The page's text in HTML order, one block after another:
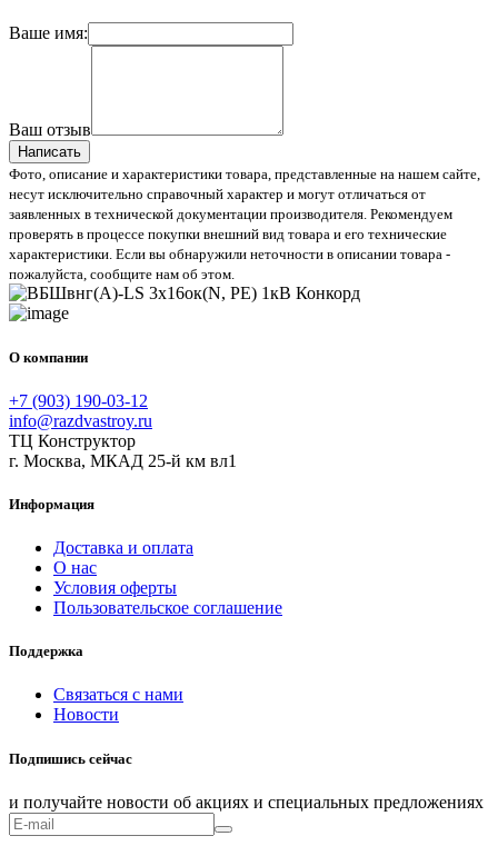
Ваше имя:
Ваш отзыв
Написать
Фото, описание и характеристики товара, представленные на нашем сайте,
несут исключительно справочный характер и могут отличаться от
заявленных в технической документации производителя. Рекомендуем
проверять в процессе покупки внешний вид товара и его технические
характеристики. Если вы обнаружили неточности в описании товара -
пожалуйста, сообщите нам об этом.
О компании
+7 (903) 190-03-12
info@razdvastroy.ru
ТЦ Конструктор
г. Москва, МКАД 25-й км вл1
Информация
Доставка и оплата
О нас
Условия оферты
Пользовательское соглашение
Поддержка
Связаться с нами
Новости
Подпишись сейчас
и получайте новости об акциях и специальных предложениях